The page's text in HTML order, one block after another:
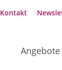
Kontakt
Angebote